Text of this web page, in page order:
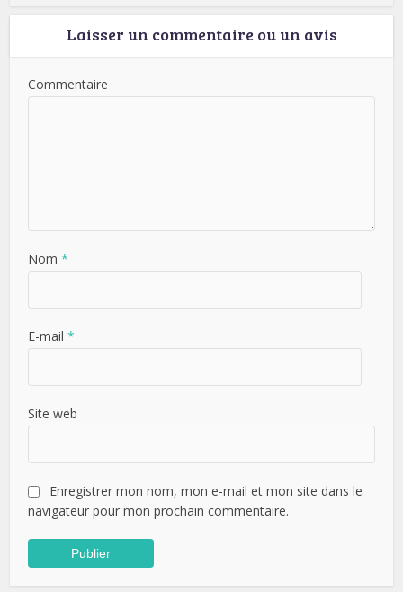
Laisser un commentaire ou un avis
Commentaire
Nom*
E-mail*
Site web
Enregistrer mon nom, mon e-mail et mon site dans le
navigateur pour mon prochain commentaire.